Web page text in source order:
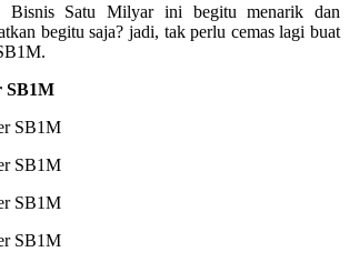
Bisnis Satu Milyar ini begitu menarik dan
begitu saja? jadi, tak perlu cemas lagi buat
SB1M